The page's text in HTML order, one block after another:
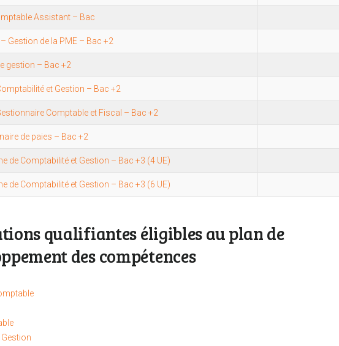
Assistant – Bac
Gestion de la PME – Bac +2
gestion – Bac +2
et Gestion – Bac +2
Comptable et Fiscal – Bac +2
de paies – Bac +2
de Comptabilité et Gestion – Bac +3 (4 UE)
de Comptabilité et Gestion – Bac +3 (6 UE)
qualifiantes éligibles au plan de
des compétences